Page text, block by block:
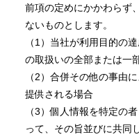
前項の定めにかかわらず
ないものとします。
（1）当社が利用目的の
の取扱いの全部または一
（2）合併その他の事由
提供される場合
（3）個人情報を特定の
って、その旨並びに共同